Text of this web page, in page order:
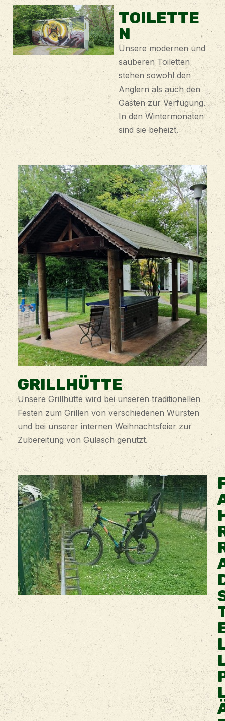
TOILETTE
N
Unsere modernen und
sauberen Toiletten
stehen sowohl den
Anglern als auch den
Gästen zur Verfügung.
In den Wintermonaten
sind sie beheizt.
GRILLHÜTTE
Unsere Grillhütte wird bei unseren traditionellen
Festen zum Grillen von verschiedenen Würsten
und bei unserer internen Weihnachtsfeier zur
Zubereitung von Gulasch genutzt.